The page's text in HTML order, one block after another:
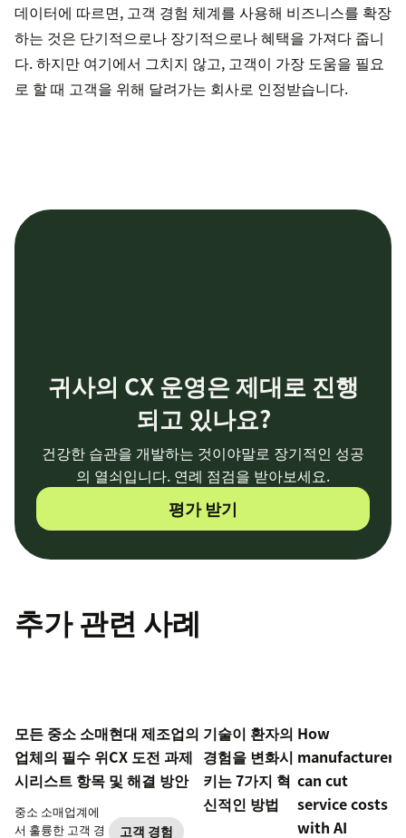
데이터에 따르면, 고객 경험 체계를 사용해 비즈니스를 확장
하는 것은 단기적으로나 장기적으로나 혜택을 가져다 줍니
다. 하지만 여기에서 그치지 않고, 고객이 가장 도움을 필요
로 할 때 고객을 위해 달려가는 회사로 인정받습니다.
귀사의 CX 운영은 제대로 진행
되고 있나요?
건강한 습관을 개발하는 것이야말로 장기적인 성공
의 열쇠입니다. 연례 점검을 받아보세요.
평가 받기
추가 관련 사례
모든 중소 소매
업체의 필수 위
시리스트 항목
중소 소매업계에
서 훌륭한 고객 경
현대 제조업의
CX 도전 과제
및 해결 방안
고객 경험
기술이 환자의
경험을 변화시
키는 7가지 혁
신적인 방법
How
manufacturers
can cut
service costs
with AI